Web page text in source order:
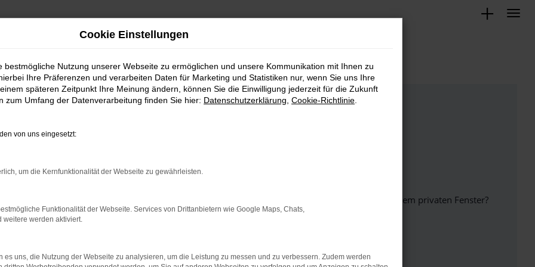
bestimmter Seiten verhindern. Funktioniert die Seite in einem anderen Browser oder in einem privaten Fenster?
beheben.
auf dem neuesten Stand sind.
kann auch dazu führen, dass bestimmte Funktionen nicht mehr unterstützt werden.
Cookie Einstellungen
bestmögliche Nutzung unserer Webseite zu ermöglichen und unsere Kommunikation mit Ihnen zu
Ihre Präferenzen und verarbeiten Daten für Marketing und Statistiken nur, wenn Sie uns Ihre
späteren Zeitpunkt Ihre Meinung ändern, können Sie die Einwilligung jederzeit für die Zukunft
zum Umfang der Datenverarbeitung finden Sie hier: Datenschutzerklärung Cookie-Richtlinie
von uns eingesetzt:
um die Kernfunktionalität der Webseite zu gewährleisten.
Funktionalität der Webseite. Services von Drittanbietern wie Google Maps, Chats,
weitere werden aktiviert.
es uns, die Nutzung der Webseite zu analysieren, um die Leistung zu messen und zu verbessern. Zudem werden